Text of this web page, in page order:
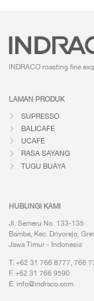
INDRACO roasting fine
LAMAN PRODUK
SUPRESSO
BALICAFE
UCAFE
RASA SAYANG
TUGU BUAYA
HUBUNGI KAMI
Jl. Semeru No. 133-135
Bambe, Kec. Driyorejo.
Jawa Timur - Indonesia
T. +62 31 766 8777, 766
F. +62 31 766 9590
E. info@indraco.com